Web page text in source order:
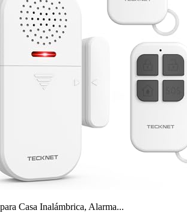
Casa Inalámbrica, Alarma...